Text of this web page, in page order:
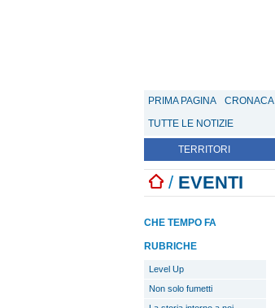
PRIMA PAGINA CRONACA
TUTTE LE NOTIZIE
TERRITORI
/ EVENTI
CHE TEMPO FA
RUBRICHE
Level Up
Non solo fumetti